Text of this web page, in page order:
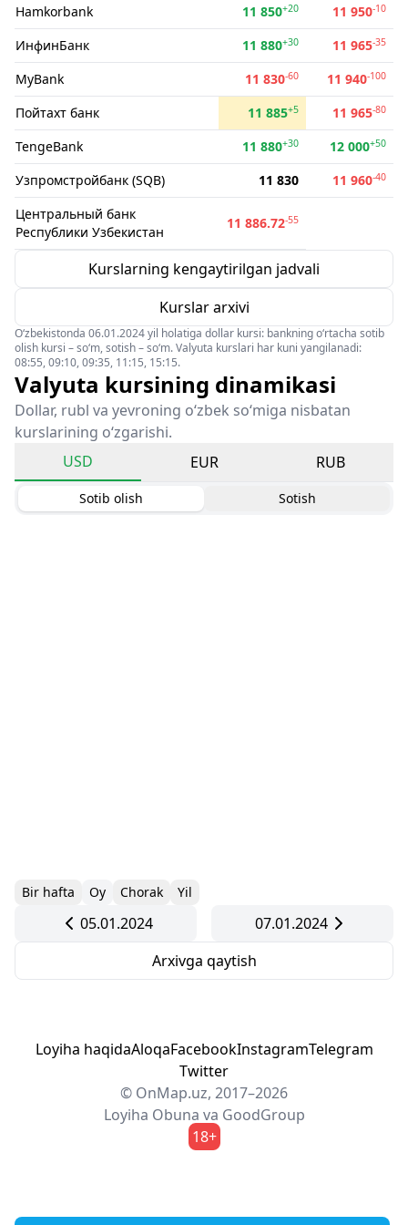
Hamkorbank 11 850+20 11 950-10
ИнфинБанк 11 880+30 11 965-35
MyBank 11 830-60 11 940-100
Пойтахт банк 11 885+5 11 965-80
TengeBank 11 880+30 12 000+50
Узпромстройбанк (SQB) 11 830 11 960-40
Центральный банк
Республики Узбекистан
11 886.72-55
Kurslarning kengaytirilgan jadvali
Kurslar arxivi
O‘zbekistonda 06.01.2024 yil holatiga dollar kursi: bankning o‘rtacha sotib
olish kursi – so‘m, sotish – so‘m. Valyuta kurslari har kuni yangilanadi:
08:55, 09:10, 09:35, 11:15, 15:15.
Valyuta kursining dinamikasi
Dollar, rubl va yevroning o‘zbek so‘miga nisbatan
kurslarining o‘zgarishi.
USD
EUR RUB
Sotib olish Sotish
Bir hafta Oy Chorak Yil
05.01.2024
07.01.2024
Arxivga qaytish
Loyiha haqidaAloqaFacebookInstagramTelegram
Twitter
© OnMap.uz, 2017–2026
Loyiha Obuna va GoodGroup
18+